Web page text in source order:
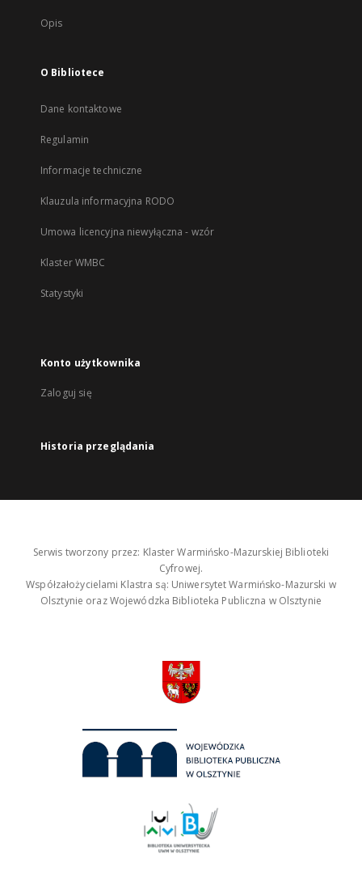
Opis
O Bibliotece
Dane kontaktowe
Regulamin
Informacje techniczne
Klauzula informacyjna RODO
Umowa licencyjna niewyłączna - wzór
Klaster WMBC
Statystyki
Konto użytkownika
Zaloguj się
Historia przeglądania
Serwis tworzony przez: Klaster Warmińsko-Mazurskiej Biblioteki
Cyfrowej.
Współzałożycielami Klastra są: Uniwersytet Warmińsko-Mazurski w
Olsztynie oraz Wojewódzka Biblioteka Publiczna w Olsztynie